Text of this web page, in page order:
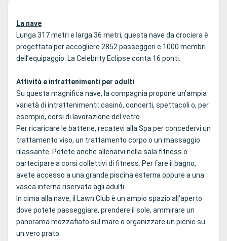
La nave
Lunga 317 metri e larga 36 metri, questa nave da crociera è
progettata per accogliere 2852 passeggeri e 1000 membri
dell’equipaggio. La Celebrity Eclipse conta 16 ponti.
Attività e intrattenimenti per adulti
Su questa magnifica nave, la compagnia propone un’ampia
varietà di intrattenimenti: casinò, concerti, spettacoli o, per
esempio, corsi di lavorazione del vetro.
Per ricaricare le batterie, recatevi alla Spa per concedervi un
trattamento viso, un trattamento corpo o un massaggio
rilassante. Potete anche allenarvi nella sala fitness o
partecipare a corsi collettivi di fitness. Per fare il bagno,
avete accesso a una grande piscina esterna oppure a una
vasca interna riservata agli adulti.
In cima alla nave, il Lawn Club è un ampio spazio all’aperto
dove potete passeggiare, prendere il sole, ammirare un
panorama mozzafiato sul mare o organizzare un picnic su
un vero prato.